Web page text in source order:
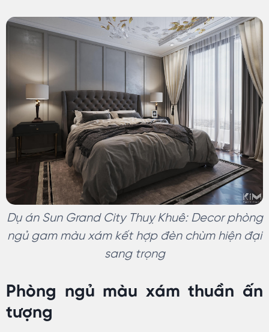
Dụ án Sun Grand City Thuỵ Khuê: Decor phòng
ngủ gam màu xám kết hợp đèn chùm hiện đại
sang trọng
Phòng ngủ màu xám thuần ấn
tượng